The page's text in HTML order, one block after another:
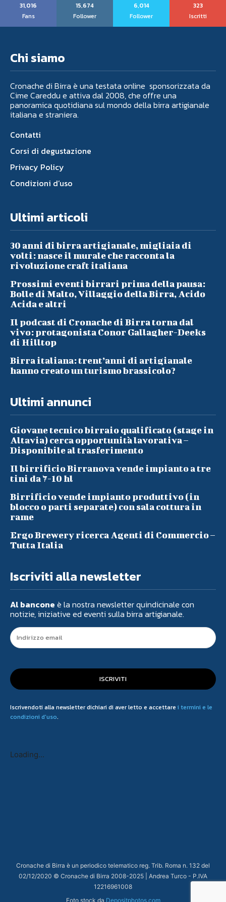
31,016
Fans
15,674
Follower
6,014
Follower
323
Iscritti
Chi siamo
Cronache di Birra è una testata online sponsorizzata da
Cime Careddu e attiva dal 2008, che offre una
panoramica quotidiana sul mondo della birra artigianale
italiana e straniera.
Contatti
Corsi di degustazione
Privacy Policy
Condizioni d’uso
Ultimi articoli
30 anni di birra artigianale, migliaia di
volti: nasce il murale che racconta la
rivoluzione craft italiana
Prossimi eventi birrari prima della pausa:
Bolle di Malto, Villaggio della Birra, Acido
Acida e altri
Il podcast di Cronache di Birra torna dal
vivo: protagonista Conor Gallagher-Deeks
di Hilltop
Birra italiana: trent’anni di artigianale
hanno creato un turismo brassicolo?
Ultimi annunci
Giovane tecnico birraio qualificato (stage in
Altavia) cerca opportunità lavorativa –
Disponibile al trasferimento
Il birrificio Birranova vende impianto a tre
tini da 7-10 hl
Birrificio vende impianto produttivo (in
blocco o parti separate) con sala cottura in
rame
Ergo Brewery ricerca Agenti di Commercio –
Tutta Italia
Iscriviti alla newsletter
Al bancone è la nostra newsletter quindicinale con
notizie, iniziative ed eventi sulla birra artigianale.
ISCRIVITI
Iscrivendoti alla newsletter dichiari di aver letto e accettare i termini e le
condizioni d'uso.
Loading...
Cronache di Birra è un periodico telematico reg. Trib. Roma n. 132 del
02/12/2020 © Cronache di Birra 2008-2025 | Andrea Turco - P.IVA
12216961008
Foto stock da Depositphotos.com